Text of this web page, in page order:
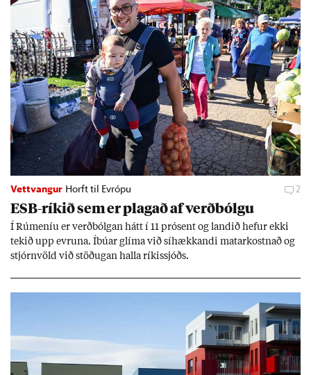
Vettvangur Horft til Evrópu 2
ESB-rík­ið sem er plag­að af verð­bólgu
Í Rúm­en­íu er verð­bólg­an hátt í 11 pró­sent og land­ið hef­ur ekki
tek­ið upp evr­una. Íbú­ar glíma við sí­hækk­andi mat­ar­kostn­að og
stjórn­völd við stöð­ug­an halla rík­is­sjóðs.